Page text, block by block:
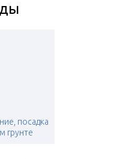
посадка
грунте